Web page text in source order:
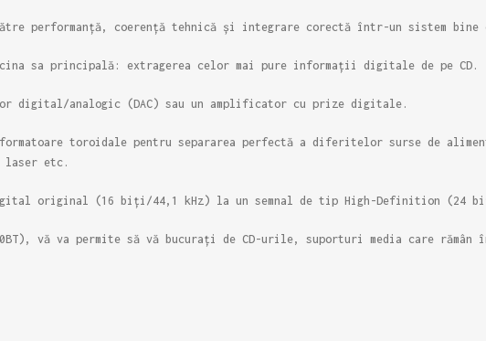
către performanță, coerență tehnică și integrare corectă într-un sistem
sa principală: extragerea celor mai pure informații digitale de pe CD.
digital/analogic (DAC) sau un amplificator cu prize digitale.
toroidale pentru separarea perfectă a diferitelor surse de
laser etc.
original (16 biți/44,1 kHz) la un semnal de tip High-Definition (24
vă va permite să vă bucurați de CD-urile, suporturi media care